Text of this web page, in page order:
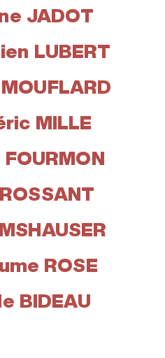
JADOT
LUBERT
MILLE
ROSE
BIDEAU